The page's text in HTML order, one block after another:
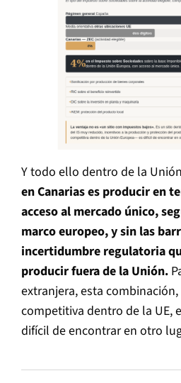
Y todo ello dentro de la
en Canarias es producir en
acceso al mercado único,
marco europeo, y sin las
incertidumbre regulatoria
producir fuera de la Unión.
extranjera, esta
competitiva dentro de la UE,
difícil de encontrar en otro